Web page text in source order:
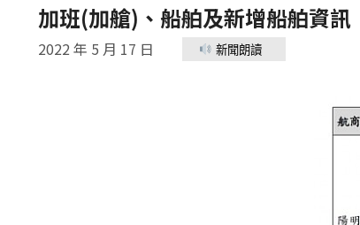
加班(加艙)、船舶及新增船舶資訊
2022 年 5 月 17 日 新聞朗讀